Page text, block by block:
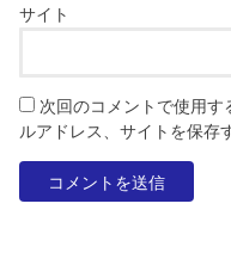
サイト
次回のコメントで使用
ルアドレス、サイトを保存